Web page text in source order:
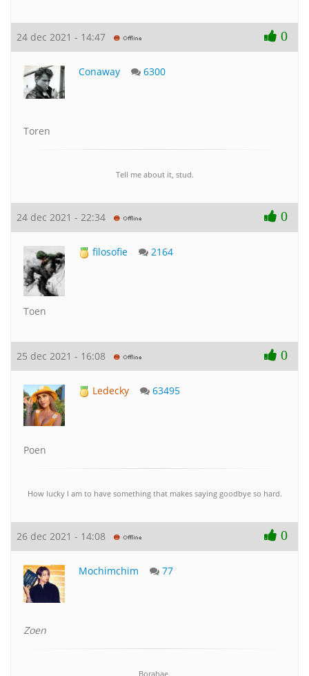
24 dec 2021 - 14:47 0
Conaway 6300
Toren
Tell me about it, stud.
24 dec 2021 - 22:34 0
filosofie 2164
Toen
25 dec 2021 - 16:08 0
Ledecky 63495
Poen
How lucky I am to have something that makes saying goodbye so hard.
26 dec 2021 - 14:08 0
Mochimchim 77
Zoen
Borahae.